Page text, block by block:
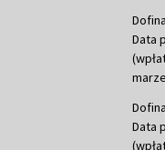
Data
Data